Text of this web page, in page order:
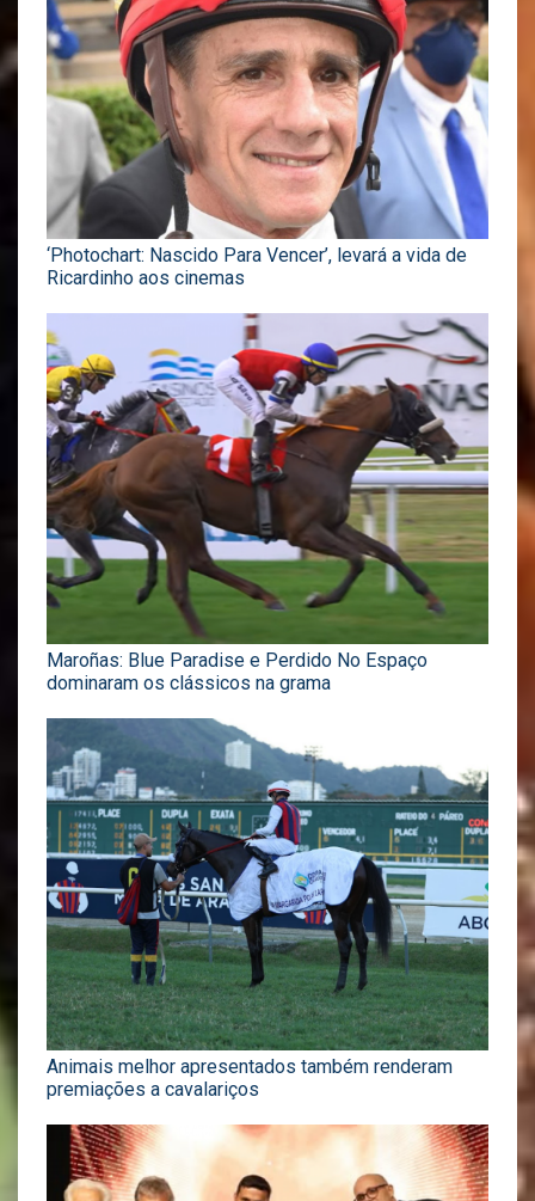
‘Photochart: Nascido Para Vencer’, levará a vida de
Ricardinho aos cinemas
Maroñas: Blue Paradise e Perdido No Espaço
dominaram os clássicos na grama
Animais melhor apresentados também renderam
premiações a cavalariços